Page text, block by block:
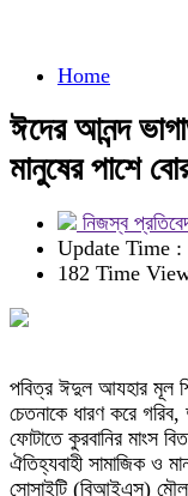
Home
ঈদের আনন্দ
মানুষের পাশে
নিজস্ব
Update Time :
182 Time
পবিত্র ঈদুল আযহার মূল
চেতনাকে ধারণ করে
ফোটাতে কুরবানির মাংস
ঐতিহ্যবাহী সামাজিক ও
সোসাইটি (বিআইএস)